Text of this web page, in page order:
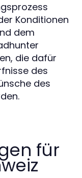
Konditionen
dem
die dafür
des
des
für